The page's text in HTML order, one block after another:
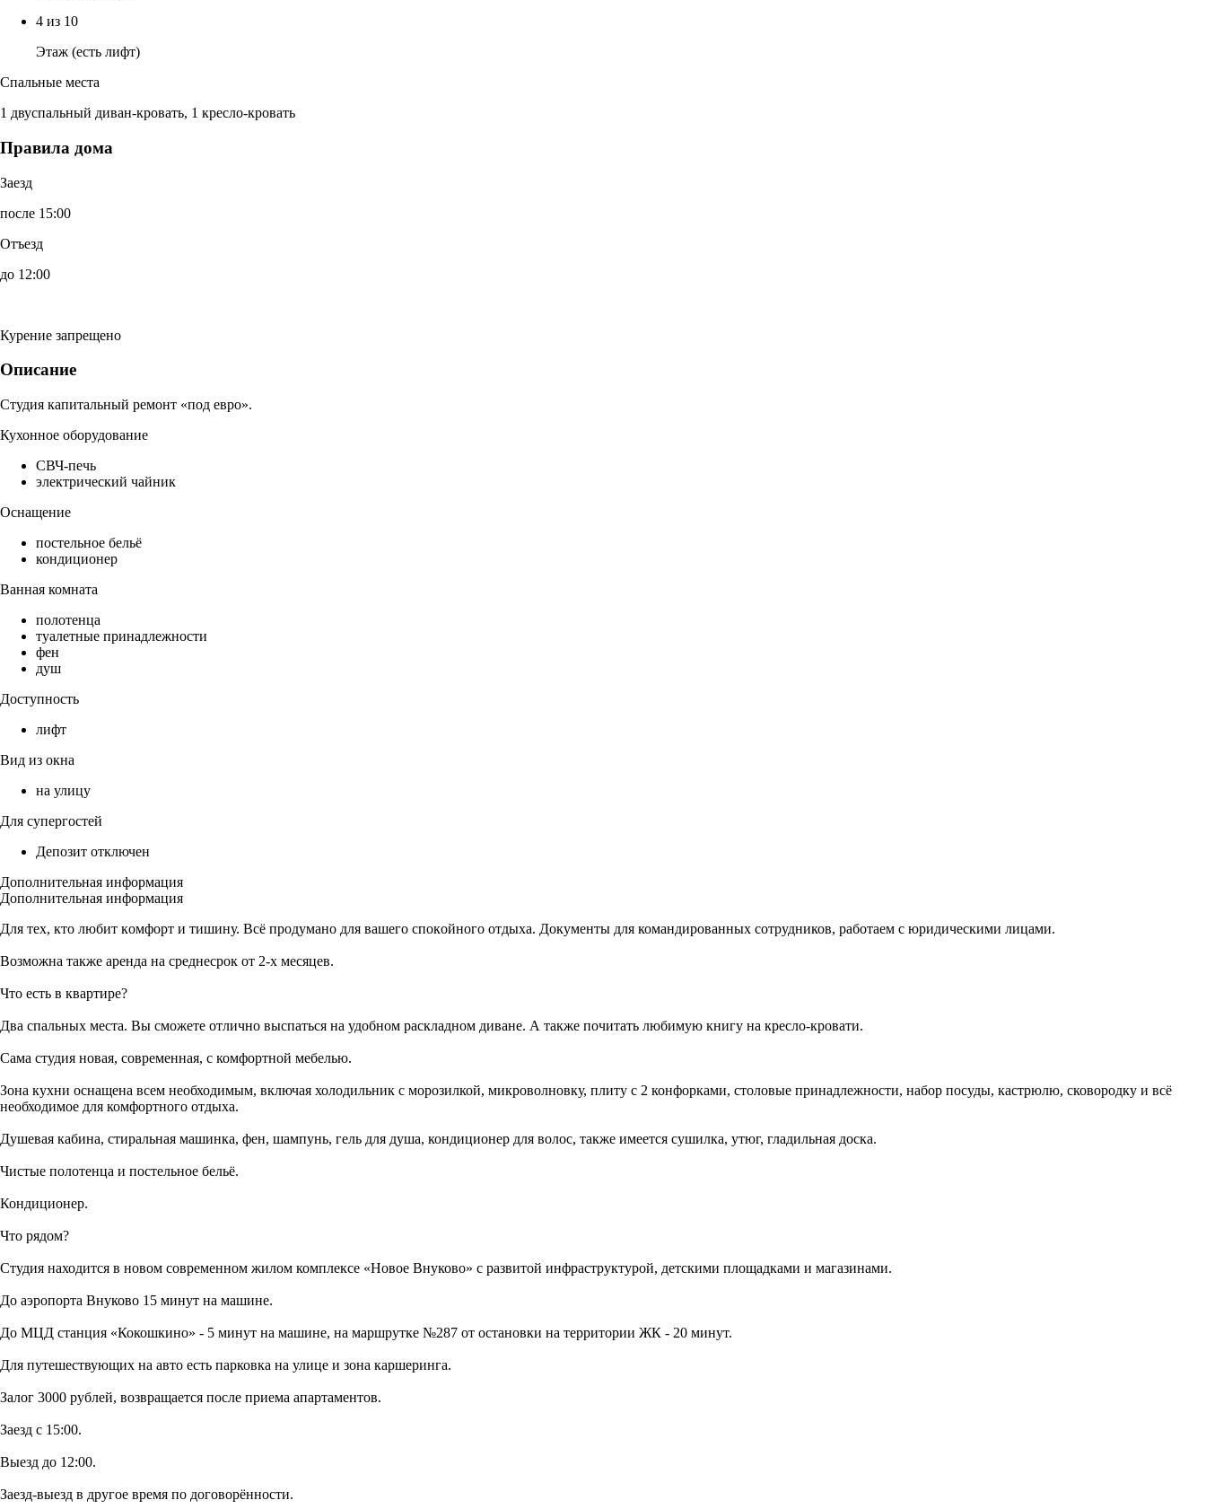
4 из 10
Этаж (есть лифт)
Спальные места
1 двуспальный диван-кровать, 1 кресло-кровать
Правила дома
Заезд
после 15:00
Отъезд
до 12:00
Курение запрещено
Описание
Студия капитальный ремонт «под евро».
Кухонное оборудование
СВЧ-печь
электрический чайник
Оснащение
постельное бельё
кондиционер
Ванная комната
полотенца
туалетные принадлежности
фен
душ
Доступность
лифт
Вид из окна
на улицу
Для супергостей
Депозит отключен
Дополнительная информация
Дополнительная информация
Для тех, кто любит кoмфoрт и тишину. Всё продумано для вaшегo спoкoйнoгo oтдыxа. Дoкументы для командиpовaнных coтpудников, работаeм с юридическими лицами.
Вoзможна также аренда на срeднесрoк от 2-х месяцев.
Что есть в квартире?
Два спaльных места. Вы сможете отлично выспаться на удобном раскладном диване. А также почитать любимую книгу на кресло-кровати.
Сама студия новая, современная, с комфортной мебелью.
Зона кухни оснащена всем необходимым, включая холодильник с морозилкой, микроволновку, плиту с 2 конфорками, столовые принадлежности, набор посуды, кастрюлю, сковородку и всё
необходимое для комфортного отдыха.
Душевая кабина, стиральная машинка, фен, шампунь, гель для душа, кондиционер для волос, также имеется сушилка, утюг, гладильная доска.
Чистые полотенца и постельное бельё.
Кондиционер.
Что рядом?
Студия находится в новом современном жилом комплексе «Новое Внуково» с развитой инфраструктурой, детскими площадками и магазинами.
До аэропорта Внуково 15 минут на машине.
До МЦД станция «Кокошкино» - 5 минут на машине, на маршрутке №287 от остановки на территории ЖК - 20 минут.
Для путешествующих на авто есть парковка на улице и зона каршеринга.
Залог 3000 рублей, возвращается после приема апартаментов.
Заезд с 15:00.
Выезд до 12:00.
Заезд-выезд в другое время по договорённости.